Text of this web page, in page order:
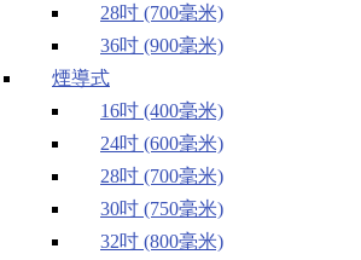
28吋 (700毫米)
36吋 (900毫米)
煙導式
16吋 (400毫米)
24吋 (600毫米)
28吋 (700毫米)
30吋 (750毫米)
32吋 (800毫米)